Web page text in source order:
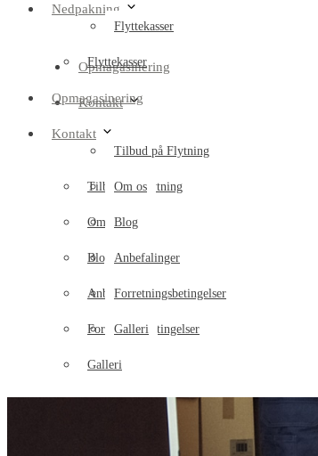
Flyttekasser
Opmagasinering
Kontakt
Tilbud på Flytning
Om os
Blog
Anbefalinger
Forretningsbetingelser
Galleri
Nedpakning
Flyttekasser
Opmagasinering
Kontakt
Tilbud på Flytning
Om os
Blog
Anbefalinger
Forretningsbetingelser
Galleri